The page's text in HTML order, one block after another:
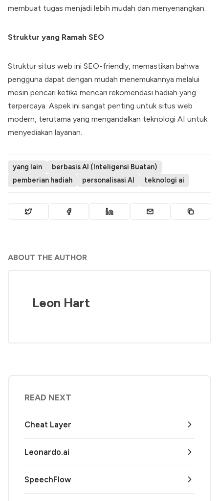
membuat tugas menjadi lebih mudah dan menyenangkan.
Struktur yang Ramah SEO
Struktur situs web ini SEO-friendly, memastikan bahwa
pengguna dapat dengan mudah menemukannya melalui
mesin pencari ketika mencari rekomendasi hadiah yang
terpercaya. Aspek ini sangat penting untuk situs web
modern, terutama yang mengandalkan teknologi AI untuk
menyediakan layanan.
yang lain
berbasis AI (Inteligensi Buatan)
pemberian hadiah
personalisasi AI teknologi ai
ABOUT THE AUTHOR
Leon Hart
READ NEXT
Cheat Layer
Leonardo.ai
SpeechFlow